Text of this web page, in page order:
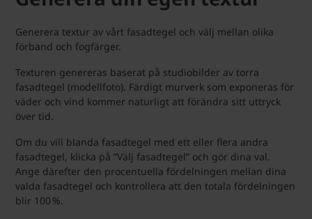
Generera textur av vårt fasadtegel och välj mellan olika
förband och fogfärger.
Texturen genereras baserat på studiobilder av torra
fasadtegel (modellfoto). Färdigt murverk som exponeras för
väder och vind kommer naturligt att förändra sitt uttryck
över tid.
Om du vill blanda fasadtegel med ett eller flera andra
fasadtegel, klicka på ”Välj fasadtegel” och gör dina val.
Ange därefter den procentuella fördelningen mellan dina
valda fasadtegel och kontrollera att den totala fördelningen
blir 100 %.